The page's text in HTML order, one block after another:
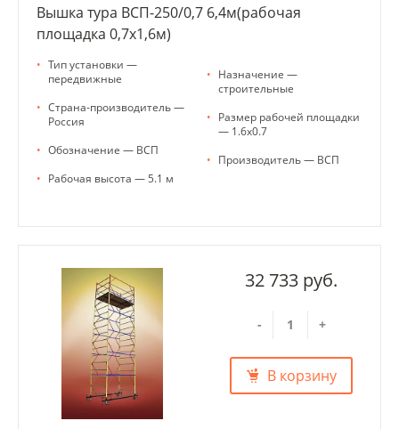
Вышка тура ВСП-250/0,7 6,4м(рабочая
площадка 0,7х1,6м)
• Тип установки —
передвижные
• Страна-производитель —
Россия
• Обозначение — ВСП
• Рабочая высота — 5.1 м
• Назначение —
строительные
• Размер рабочей площадки
— 1.6х0.7
• Производитель — ВСП
32 733 руб.
- +
В корзину